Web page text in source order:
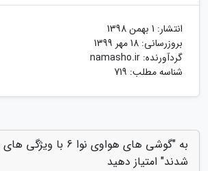
انتشار: 1 بهمن 1398
بروزرسانی: 18 مهر 1399
گردآورنده: namasho.ir
شناسه مطلب: 719
به "گوشی های هواوی نوا
شدند" امتیاز دهید